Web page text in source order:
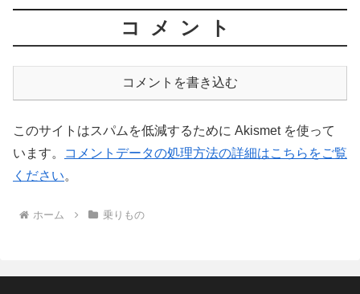
コメント
コメントを書き込む
このサイトはスパムを低減するために Akismet を使って
います。
コメントデータの処理方法の詳細はこちらをご覧
ください。
ホーム 乗りもの